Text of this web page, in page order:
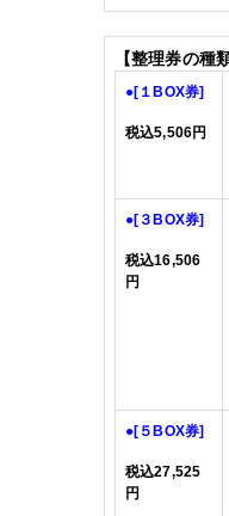
【整理券の種
●[１ BOX券]
税込5,506円
●[３ BOX券]
税込16,506
円
●[５ BOX券]
税込27,525
円